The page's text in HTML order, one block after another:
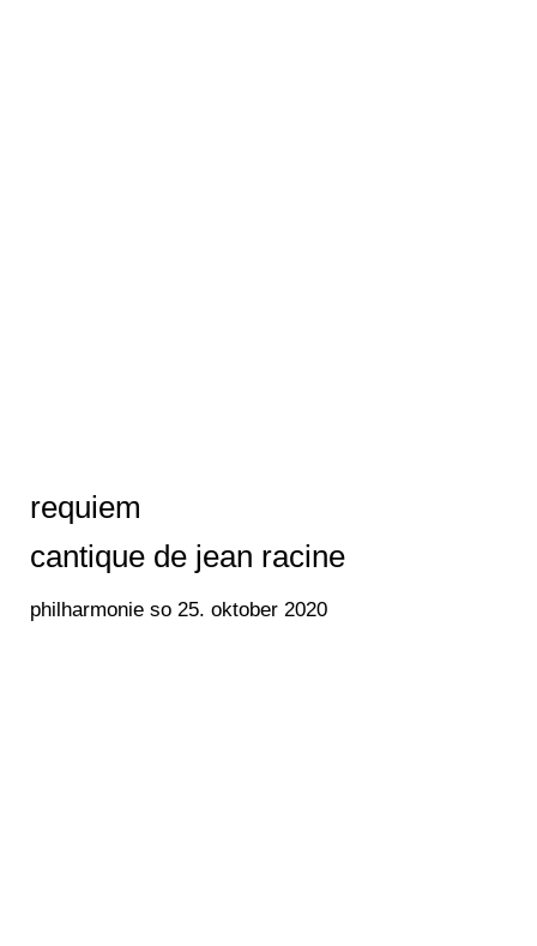
requiem
cantique de jean racine
philharmonie so 25. oktober 2020